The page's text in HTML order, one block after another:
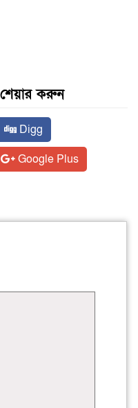
করুন
Digg
Google Plus